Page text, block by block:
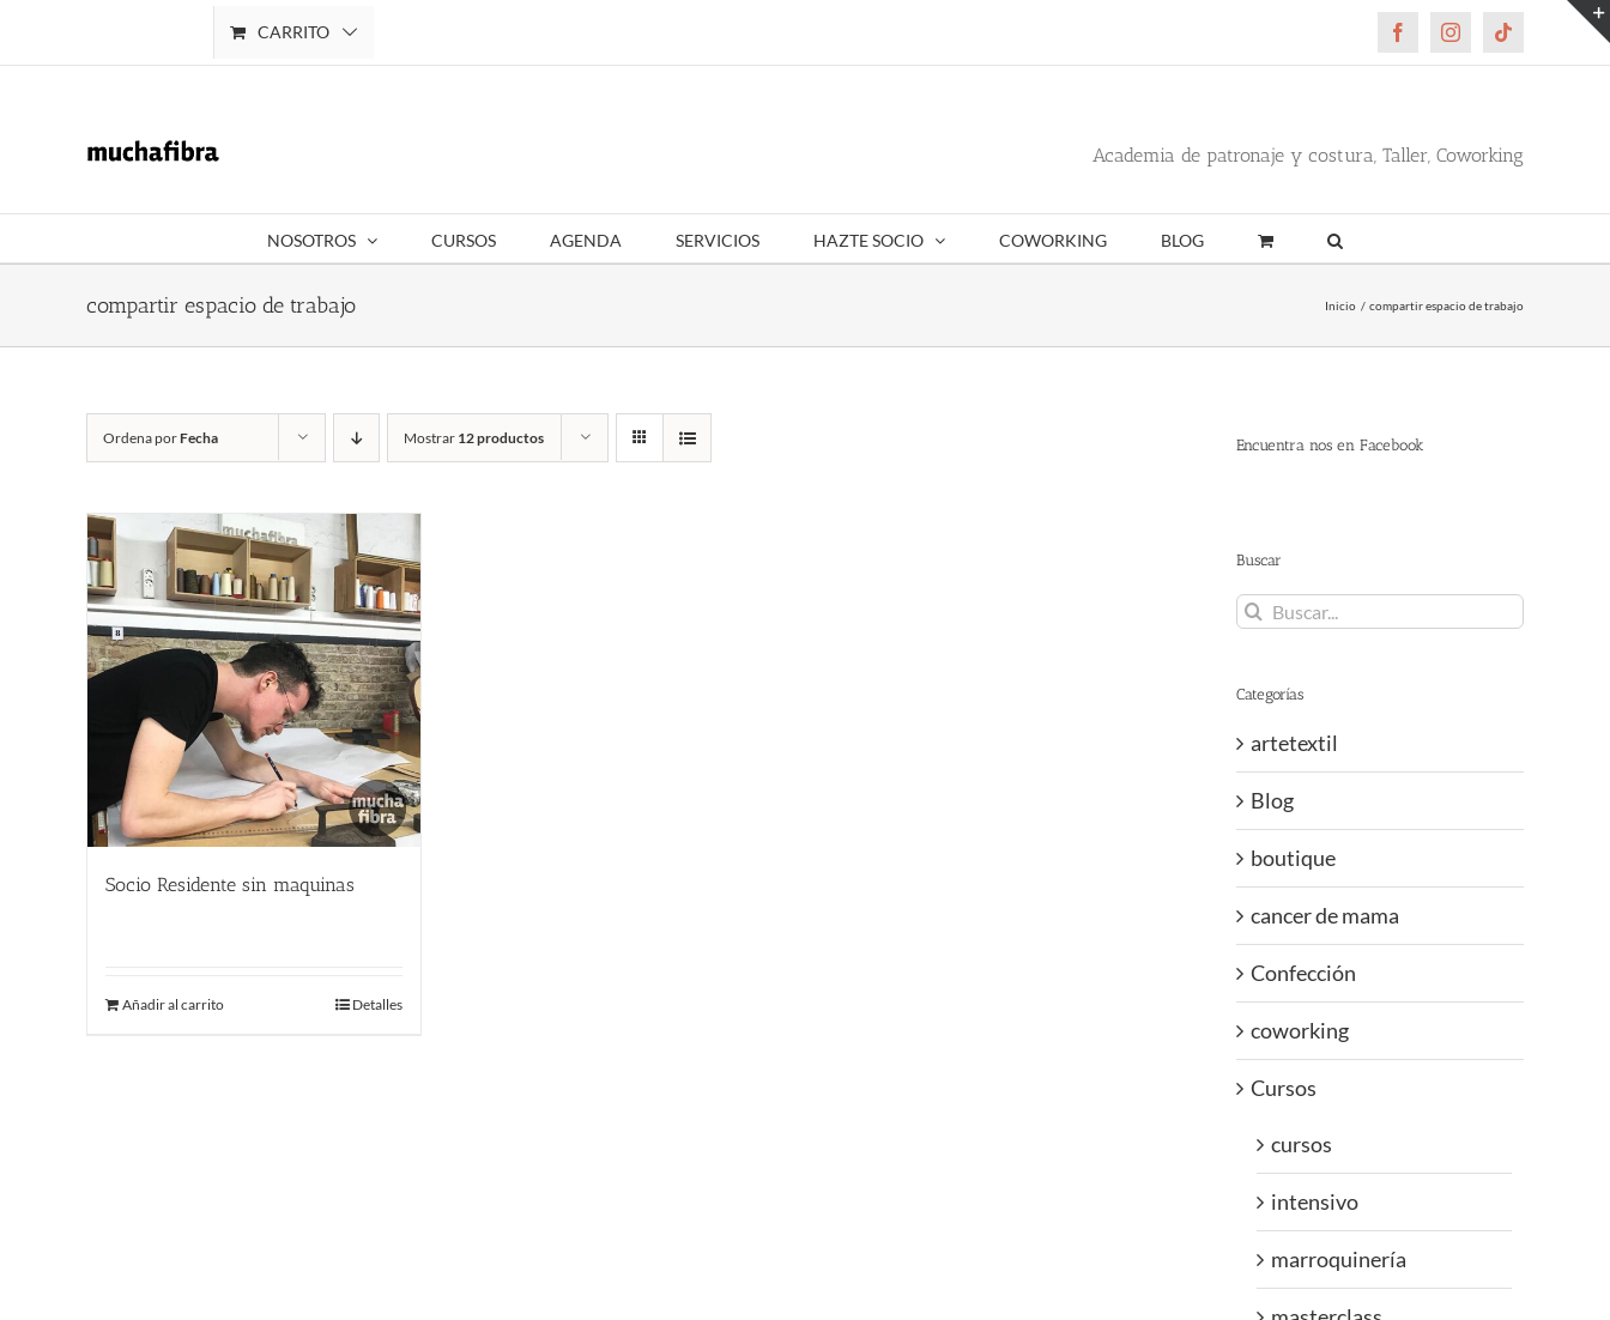
CARRITO FacebookInstagramTiktok
Academia de patronaje y costura, Taller, Coworking
NOSOTROS CURSOS AGENDA SERVICIOS HAZTE SOCIO COWORKING BLOG
compartir espacio de trabajo Inicio compartir espacio de trabajo
Ordena porFecha Mostrar 12 productos
Socio Residente sin maquinas
Añadir al carrito Detalles
Encuentra nos en Facebook
Buscar
Buscar:
Categorías
artetextil
Blog
boutique
cancer de mama
Confección
coworking
Cursos
cursos
intensivo
marroquinería